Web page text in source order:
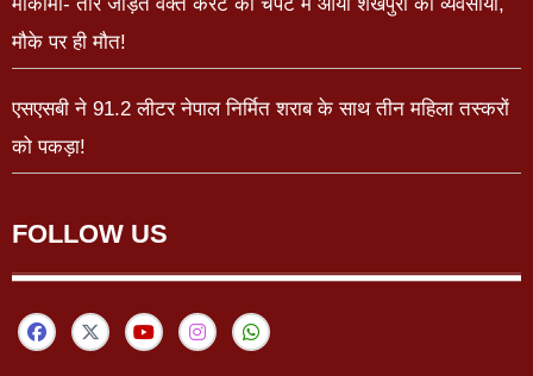
मौके पर ही मौत!
एसएसबी ने 91.2 लीटर नेपाल निर्मित शराब के साथ तीन महिला तस्करों
को पकड़ा!
FOLLOW US